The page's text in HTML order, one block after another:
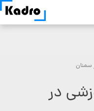
سمنان
در